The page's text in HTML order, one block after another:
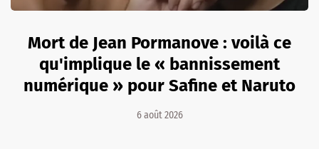
Mort de Jean Pormanove : voilà ce
qu'implique le « bannissement
numérique » pour Safine et Naruto
6 août 2026